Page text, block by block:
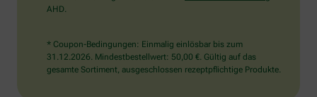
AHD.
* Coupon-Bedingungen: Einmalig einlösbar bis zum
31.12.2026. Mindestbestellwert: 50,00 €. Gültig auf das
gesamte Sortiment, ausgeschlossen rezeptpflichtige Produkte.